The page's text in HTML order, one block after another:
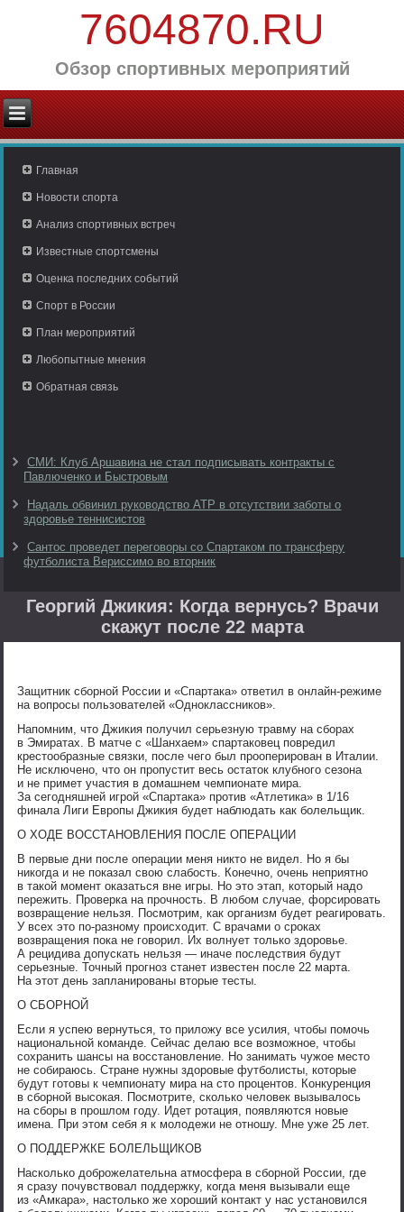
7604870.RU
Обзор спортивных мероприятий
Главная
Новости спорта
Анализ спортивных встреч
Известные спортсмены
Оценка последних событий
Спорт в России
План мероприятий
Любопытные мнения
Обратная связь
СМИ: Клуб Аршавина не стал подписывать контракты с
Павлюченко и Быстровым
Надаль обвинил руководство ATP в отсутствии заботы о
здоровье теннисистов
Сантос проведет переговоры со Спартаком по трансферу
футболиста Вериссимо во вторник
Георгий Джикия: Когда вернусь? Врачи
скажут после 22 марта
Защитник сборной России и «Спартака» ответил в онлайн-режиме
на вопросы пользователей «Одноклассников».
Напомним, что Джикия получил серьезную травму на сборах
в Эмиратах. В матче с «Шанхаем» спартаковец повредил
крестообразные связки, после чего был прооперирован в Италии.
Не исключено, что он пропустит весь остаток клубного сезона
и не примет участия в домашнем чемпионате мира.
За сегодняшней игрой «Спартака» против «Атлетика» в 1/16
финала Лиги Европы Джикия будет наблюдать как болельщик.
О ХОДЕ ВОССТАНОВЛЕНИЯ ПОСЛЕ ОПЕРАЦИИ
В первые дни после операции меня никто не видел. Но я бы
никогда и не показал свою слабость. Конечно, очень неприятно
в такой момент оказаться вне игры. Но это этап, который надо
пережить. Проверка на прочность. В любом случае, форсировать
возвращение нельзя. Посмотрим, как организм будет реагировать.
У всех это по-разному происходит. С врачами о сроках
возвращения пока не говорил. Их волнует только здоровье.
А рецидива допускать нельзя — иначе последствия будут
серьезные. Точный прогноз станет известен после 22 марта.
На этот день запланированы вторые тесты.
О СБОРНОЙ
Если я успею вернуться, то приложу все усилия, чтобы помочь
национальной команде. Сейчас делаю все возможное, чтобы
сохранить шансы на восстановление. Но занимать чужое место
не собираюсь. Стране нужны здоровые футболисты, которые
будут готовы к чемпионату мира на сто процентов. Конкуренция
в сборной высокая. Посмотрите, сколько человек вызывалось
на сборы в прошлом году. Идет ротация, появляются новые
имена. При этом себя я к молодежи не отношу. Мне уже 25 лет.
О ПОДДЕРЖКЕ БОЛЕЛЬЩИКОВ
Насколько доброжелательна атмосфера в сборной России, где
я сразу почувствовал поддержку, когда меня вызывали еще
из «Амкара», настолько же хороший контакт у нас установился